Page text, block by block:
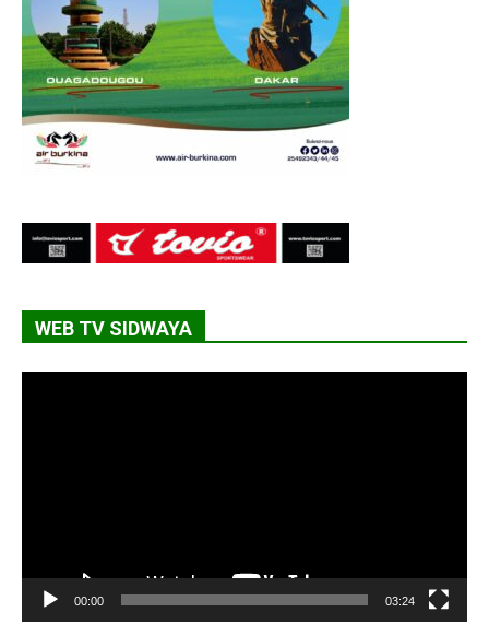
WEB TV SIDWAYA
00:00 03:24